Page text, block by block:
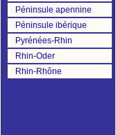
Péninsule apennine
Péninsule ibérique
Pyrénées-Rhin
Rhin-Oder
Rhin-Rhône